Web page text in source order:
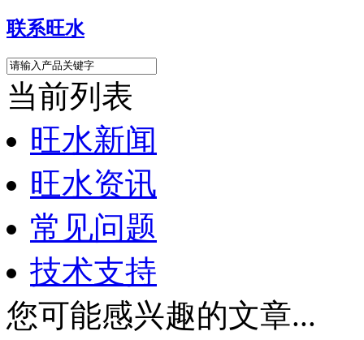
联系旺水
当前列表
旺水新闻
旺水资讯
常见问题
技术支持
您可能感兴趣的文章...